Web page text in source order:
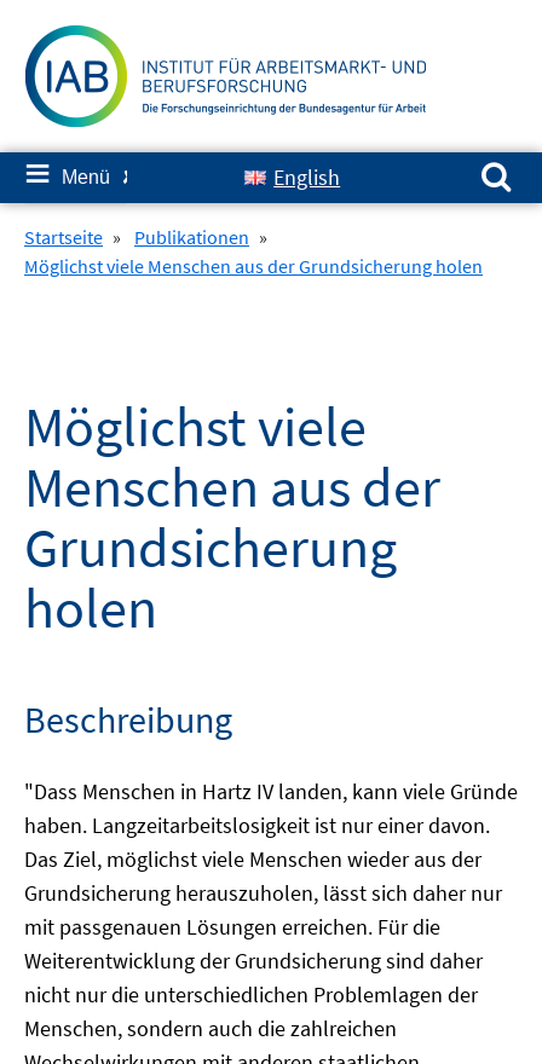
zum
Inhalt
≡ Menü ✘ English
Suchen nach:
Startseite » Publikationen »
Möglichst viele Menschen aus der Grundsicherung holen
Möglichst viele
Menschen aus der
Grundsicherung
holen
Beschreibung
"Dass Menschen in Hartz IV landen, kann viele Gründe
haben. Langzeitarbeitslosigkeit ist nur einer davon.
Das Ziel, möglichst viele Menschen wieder aus der
Grundsicherung herauszuholen, lässt sich daher nur
mit passgenauen Lösungen erreichen. Für die
Weiterentwicklung der Grundsicherung sind daher
nicht nur die unterschiedlichen Problemlagen der
Menschen, sondern auch die zahlreichen